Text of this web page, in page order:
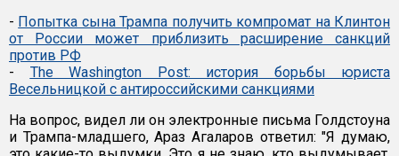
- Попытка сына Трампа получить компромат на Клинтон
от России может приблизить расширение санкций
против РФ
- The Washington Post: история борьбы юриста
Весельницкой с антироссийскими санкциями
На вопрос, видел ли он электронные письма Голдстоуна
и Трампа-младшего, Араз Агаларов ответил: "Я думаю,